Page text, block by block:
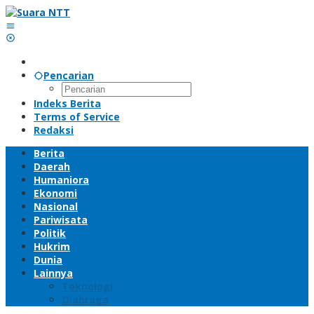
Lewati
ke
konten
Pencarian
Indeks Berita
Terms of Service
Redaksi
Berita
Daerah
Humaniora
Ekonomi
Nasional
Pariwisata
Politik
Hukrim
Dunia
Lainnya
Teknologi
Olahraga